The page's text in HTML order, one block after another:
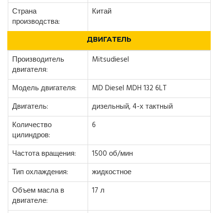
Страна
производства:
Китай
ДВИГАТЕЛЬ
Производитель
двигателя:
Mitsudiesel
Модель двигателя:
MD Diesel MDH 132 6LT
Двигатель:
дизельный, 4-х тактный
Количество
цилиндров:
6
Частота вращения:
1500 об/мин
Тип охлаждения:
жидкостное
Объем масла в
двигателе:
17 л